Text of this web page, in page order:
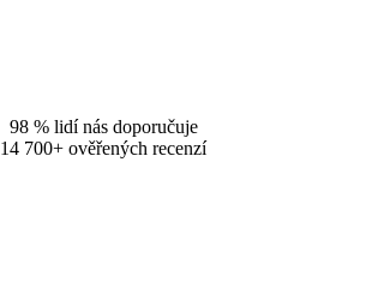
98 % lidí nás doporučuje
14 700+ ověřených recenzí